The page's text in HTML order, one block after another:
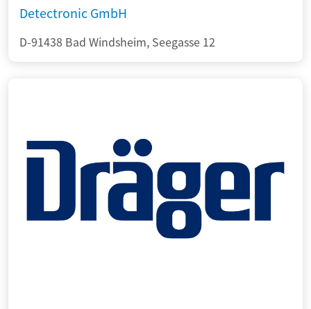
Detectronic GmbH
D-91438 Bad Windsheim, Seegasse 12